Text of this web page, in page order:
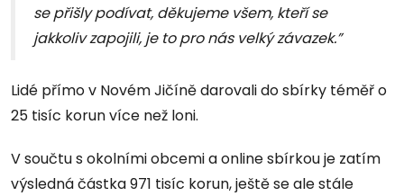
se přišly podívat, děkujeme všem, kteří se
jakkoliv zapojili, je to pro nás velký závazek.”
Lidé přímo v Novém Jičíně darovali do sbírky téměř o
25 tisíc korun více než loni.
V součtu s okolními obcemi a online sbírkou je zatím
výsledná částka 971 tisíc korun, ještě se ale stále